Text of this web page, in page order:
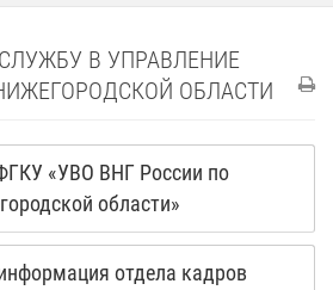
В УПРАВЛЕНИЕ
ОБЛАСТИ
«УВО ВНГ России по
области»
отдела кадров